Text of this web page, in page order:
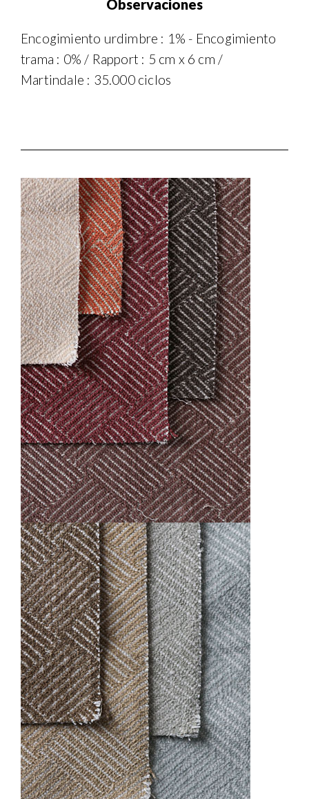
Observaciones
Encogimiento urdimbre : 1% - Encogimiento
trama : 0% / Rapport : 5 cm x 6 cm /
Martindale : 35.000 ciclos